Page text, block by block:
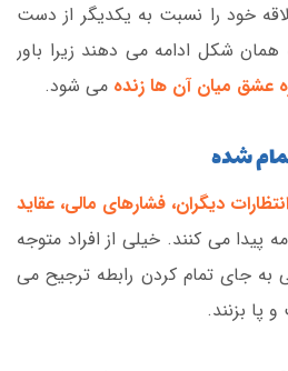
خود را نسبت به یکدیگر از دست
شکل ادامه می دهند زیرا باور
عشق میان آن ها زنده می شود.
شده
انتظارات دیگران، فشارهای مالی، عقاید
پیدا می کنند. خیلی از افراد متوجه
جای تمام کردن رابطه ترجیح می
پا بزنند.